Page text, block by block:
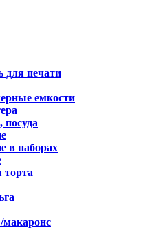
для печати
емкости
в наборах
торта
макаронс